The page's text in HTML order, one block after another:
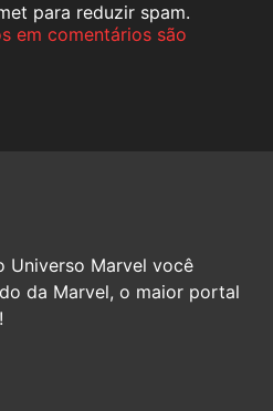
para reduzir spam.
em comentários são
Universo Marvel você
da Marvel, o maior portal